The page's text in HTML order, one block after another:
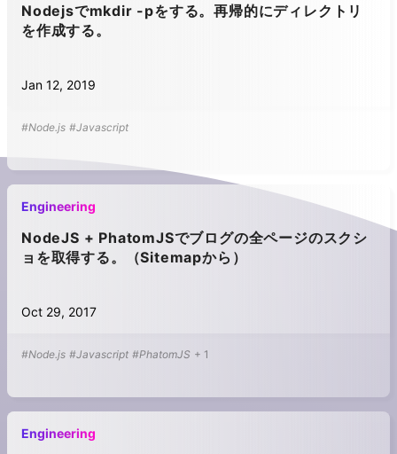
Nodejsでmkdir -pをする。再帰的にディレクトリ
を作成する。
Jan 12, 2019
#Node.js #Javascript
Engineering
NodeJS + PhatomJSでブログの全ページのスクシ
ョを取得する。（Sitemapから）
Oct 29, 2017
#Node.js #Javascript #PhatomJS + 1
Engineering